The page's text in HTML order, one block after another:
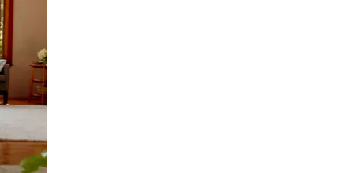
glisser.